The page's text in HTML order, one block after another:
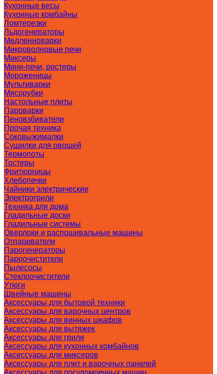
Кухонные весы
Кухонные комбайны
Ломтерезки
Льдогенераторы
Медленноварки
Микроволновые печи
Миксеры
Мини-печи, ростеры
Мороженицы
Мультиварки
Мясорубки
Настольные плиты
Пароварки
Пеновзбиватели
Прочая техника
Соковыжималки
Сушилки для овощей
Термопоты
Тостеры
Фритюрницы
Хлебопечки
Чайники электрические
Электрогрили
Техника для дома
Гладильные доски
Гладильные системы
Оверлоки и распошивальные машины
Отпариватели
Парогенераторы
Пароочистители
Пылесосы
Стеклоочистители
Утюги
Швейные машины
Аксессуары для бытовой техники
Аксессуары для варочных центров
Аксессуары для винных шкафов
Аксессуары для вытяжек
Аксессуары для гриля
Аксессуары для кухонных комбайнов
Аксессуары для миксеров
Аксессуары для плит и варочных панелей
Аксессуары для посудомоечных машин